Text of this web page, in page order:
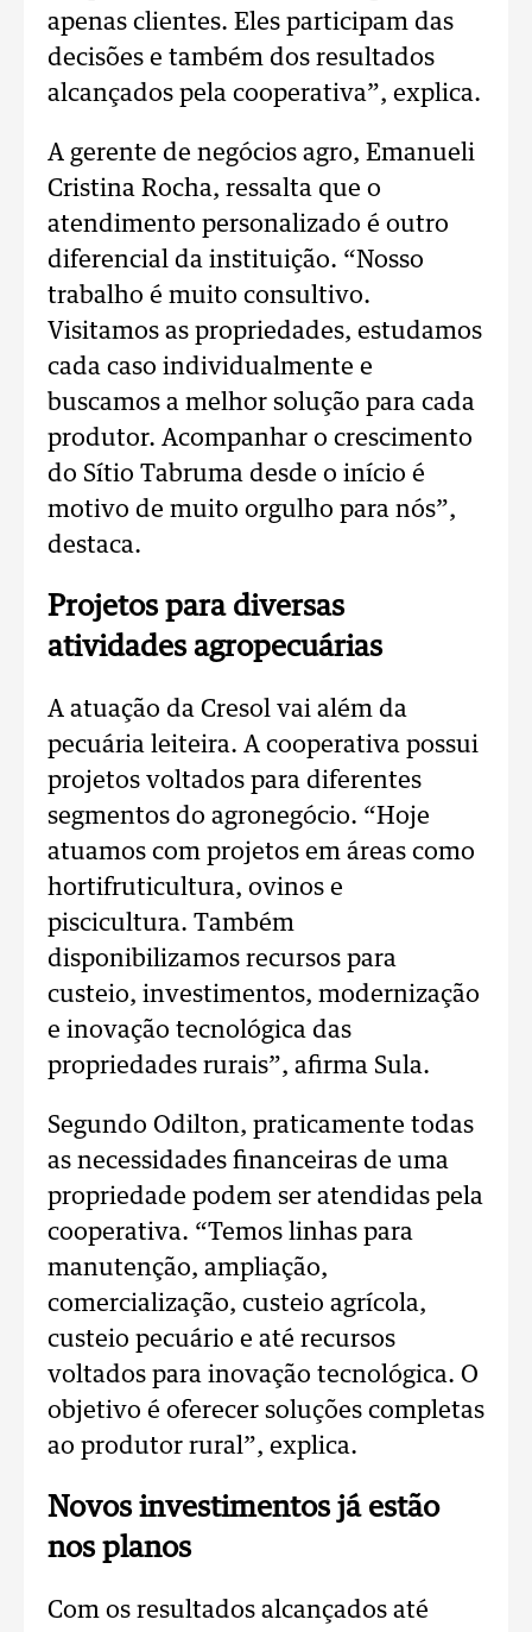
apenas clientes. Eles participam das
decisões e também dos resultados
alcançados pela cooperativa”, explica.
A gerente de negócios agro, Emanueli
Cristina Rocha, ressalta que o
atendimento personalizado é outro
diferencial da instituição. “Nosso
trabalho é muito consultivo.
Visitamos as propriedades, estudamos
cada caso individualmente e
buscamos a melhor solução para cada
produtor. Acompanhar o crescimento
do Sítio Tabruma desde o início é
motivo de muito orgulho para nós”,
destaca.
Projetos para diversas
atividades agropecuárias
A atuação da Cresol vai além da
pecuária leiteira. A cooperativa possui
projetos voltados para diferentes
segmentos do agronegócio. “Hoje
atuamos com projetos em áreas como
hortifruticultura, ovinos e
piscicultura. Também
disponibilizamos recursos para
custeio, investimentos, modernização
e inovação tecnológica das
propriedades rurais”, afirma Sula.
Segundo Odilton, praticamente todas
as necessidades financeiras de uma
propriedade podem ser atendidas pela
cooperativa. “Temos linhas para
manutenção, ampliação,
comercialização, custeio agrícola,
custeio pecuário e até recursos
voltados para inovação tecnológica. O
objetivo é oferecer soluções completas
ao produtor rural”, explica.
Novos investimentos já estão
nos planos
Com os resultados alcançados até